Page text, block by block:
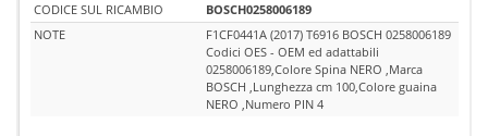
CODICE SUL RICAMBIO
BOSCH0258006189
NOTE
F1CF0441A (2017) T6916 BOSCH 0258006189
Codici OES - OEM ed adattabili
0258006189,Colore Spina NERO ,Marca
BOSCH ,Lunghezza cm 100,Colore guaina
NERO ,Numero PIN 4